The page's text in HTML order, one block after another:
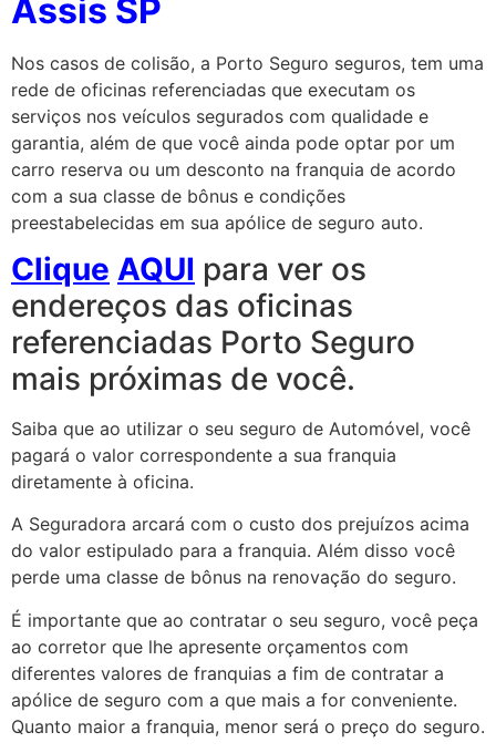
Assis SP
Nos casos de colisão, a Porto Seguro seguros, tem uma
rede de oficinas referenciadas que executam os
serviços nos veículos segurados com qualidade e
garantia, além de que você ainda pode optar por um
carro reserva ou um desconto na franquia de acordo
com a sua classe de bônus e condições
preestabelecidas em sua apólice de seguro auto.
Clique AQUI para ver os
endereços das oficinas
referenciadas Porto Seguro
mais próximas de você.
Saiba que ao utilizar o seu seguro de Automóvel, você
pagará o valor correspondente a sua franquia
diretamente à oficina.
A Seguradora arcará com o custo dos prejuízos acima
do valor estipulado para a franquia. Além disso você
perde uma classe de bônus na renovação do seguro.
É importante que ao contratar o seu seguro, você peça
ao corretor que lhe apresente orçamentos com
diferentes valores de franquias a fim de contratar a
apólice de seguro com a que mais a for conveniente.
Quanto maior a franquia, menor será o preço do seguro.